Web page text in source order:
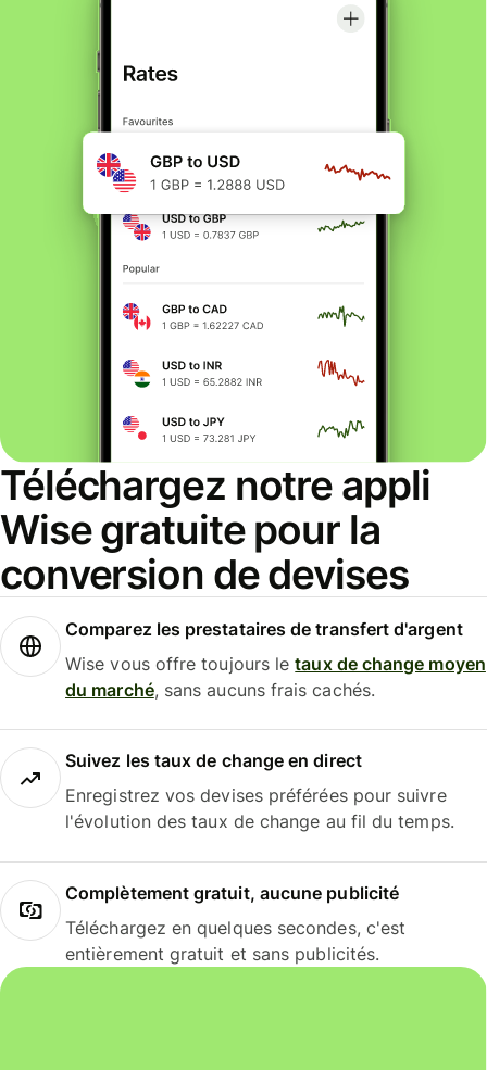
Téléchargez notre appli
Wise gratuite pour la
conversion de devises
Comparez les prestataires de transfert d'argent
Wise vous offre toujours letaux de change moyen
du marché, sans aucuns frais cachés.
Suivez les taux de change en direct
Enregistrez vos devises préférées pour suivre
l'évolution des taux de change au fil du temps.
Complètement gratuit, aucune publicité
Téléchargez en quelques secondes, c'est
entièrement gratuit et sans publicités.